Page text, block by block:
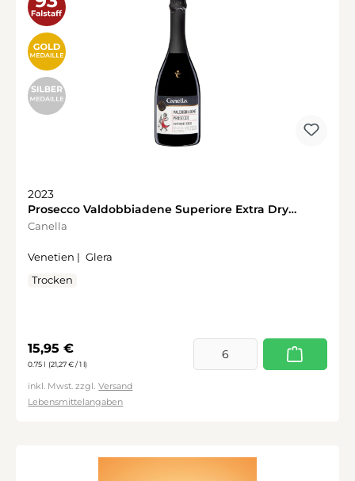
2023
Prosecco Valdobbiadene Superiore Extra Dry
Millesimato
Canella
Venetien | Glera
Trocken
Regulärer Preis:
15,95 €
0.75 l (21,27 € / 1 l)
inkl. Mwst. zzgl. Versand
Lebensmittelangaben